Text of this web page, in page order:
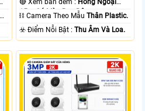
15m Có Màu Ban Ðêm.
⛓ Camera Theo MẫuThân Plastic.
️☣️ Điểm Nỗi Bật :Thu Âm Và Loa.